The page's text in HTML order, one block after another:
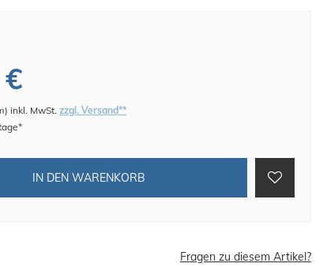
)inkl. MwSt.zzgl. Versand**
IN DEN WARENKORB
Fragen zu diesem Artikel?